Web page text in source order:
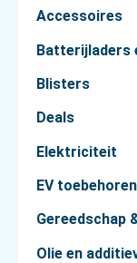
Accessoires
Batterijladers
Blisters
Deals
Elektriciteit
EV toebehoren
Gereedschap
Olie en